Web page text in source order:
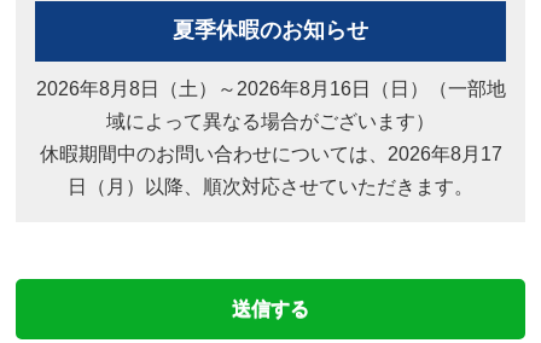
夏季休暇のお知らせ
2026年8月8日（土）～2026年8月16日（日）（一部地
域によって異なる場合がございます）
休暇期間中のお問い合わせについては、2026年8月17
日（月）以降、順次対応させていただきます。